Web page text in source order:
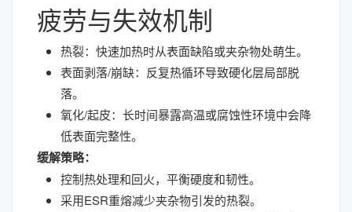
疲劳与失效机制
热裂：快速加热时从表面缺陷或夹杂物处萌生。
表面剥落/崩缺：反复热循环导致硬化层局部脱
落。
氧化/起皮：长时间暴露高温或腐蚀性环境中会降
低表面完整性。
缓解策略：
控制热处理和回火，平衡硬度和韧性。
采用ESR重熔减少夹杂物引发的热裂。